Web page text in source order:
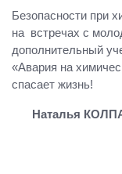
Безопасности при
на встречах с
дополнительный
«Авария на
спасает жизнь!
Наталья